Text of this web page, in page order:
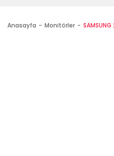
Anasayfa Monitörler